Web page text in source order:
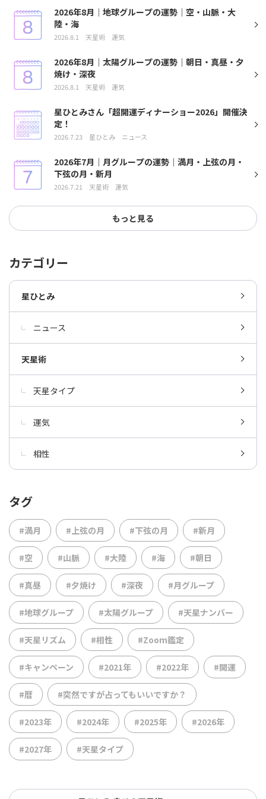
2026年8月｜地球グループの運勢｜空・山脈・大
陸・海
2026.8.1 天星術 運気
2026年8月｜太陽グループの運勢｜朝日・真昼・夕
焼け・深夜
2026.8.1 天星術 運気
星ひとみさん「超開運ディナーショー2026」開催決
定！
2026.7.23 星ひとみ ニュース
2026年7月｜月グループの運勢｜満月・上弦の月・
下弦の月・新月
2026.7.21 天星術 運気
もっと見る
カテゴリー
星ひとみ
ニュース
天星術
天星タイプ
運気
相性
タグ
#満月 #上弦の月 #下弦の月 #新月
#空 #山脈 #大陸 #海 #朝日
#真昼 #夕焼け #深夜 #月グループ
#地球グループ #太陽グループ #天星ナンバー
#天星リズム #相性 #Zoom鑑定
#キャンペーン #2021年 #2022年 #開運
#暦 #突然ですが占ってもいいですか？
#2023年 #2024年 #2025年 #2026年
#2027年 #天星タイプ